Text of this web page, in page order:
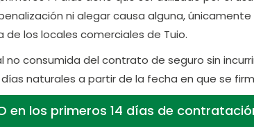
ni alegar causa alguna,
los locales comerciales de Tuio.
consumida del contrato de seguro sin
naturales a partir de la fecha en que se
en los primeros 14 días de